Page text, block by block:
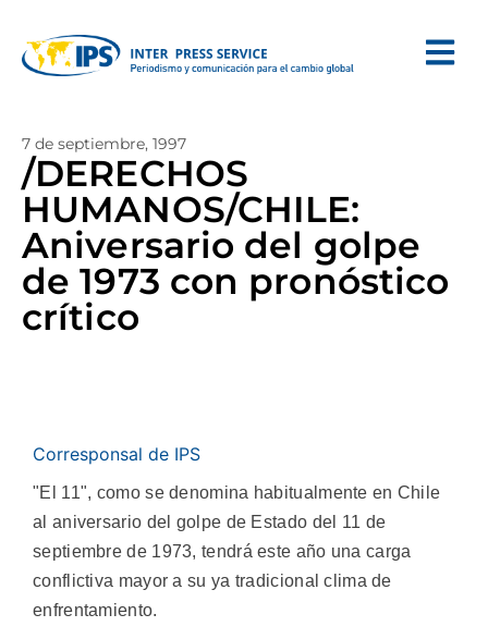
7 de septiembre, 1997
/DERECHOS
HUMANOS/CHILE:
Aniversario del golpe
de 1973 con pronóstico
crítico
Corresponsal de IPS
"El 11", como se denomina habitualmente en Chile
al aniversario del golpe de Estado del 11 de
septiembre de 1973, tendrá este año una carga
conflictiva mayor a su ya tradicional clima de
enfrentamiento.